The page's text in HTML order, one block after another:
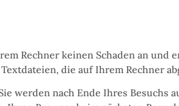
Rechner keinen Schaden an und
die auf Ihrem Rechner
werden nach Ende Ihres Besuchs